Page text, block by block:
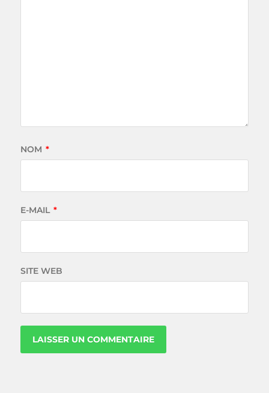
NOM *
E-MAIL *
SITE WEB